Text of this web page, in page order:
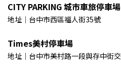
CITY PARKING 城市車旅停車
地址｜台中市西區福人街35號
Times美村停車場
地址｜台中市美村路一段與存中街